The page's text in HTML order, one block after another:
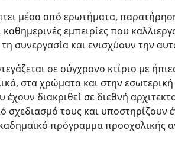
μέσα από ερωτήματα,
εμπειρίες που
συνεργασία και ενισχύουν την
σε σύγχρονο κτίριο με
στα χρώματα και στην
έχουν διακριθεί σε διεθνή
σχεδιασμό τους και υποστηρίζουν
πρόγραμμα προσχολικής